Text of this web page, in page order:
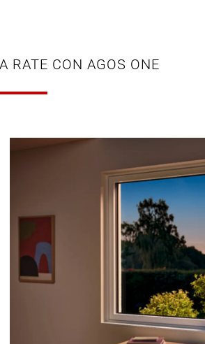
RATE CON AGOS ONE